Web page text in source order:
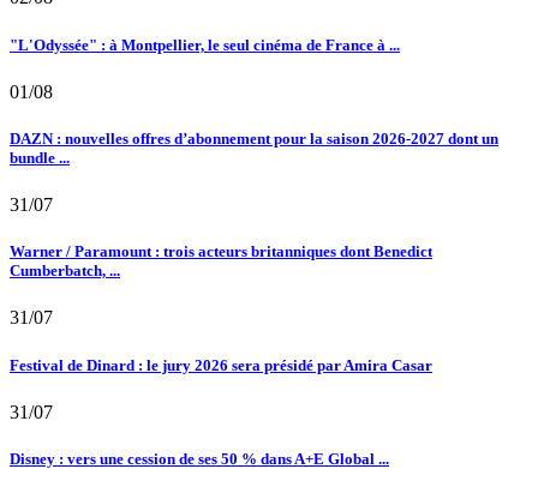
"L'Odyssée" : à Montpellier, le seul cinéma de France à ...
01/08
DAZN : nouvelles offres d’abonnement pour la saison 2026-2027 dont un
bundle ...
31/07
Warner / Paramount : trois acteurs britanniques dont Benedict
Cumberbatch, ...
31/07
Festival de Dinard : le jury 2026 sera présidé par Amira Casar
31/07
Disney : vers une cession de ses 50 % dans A+E Global ...